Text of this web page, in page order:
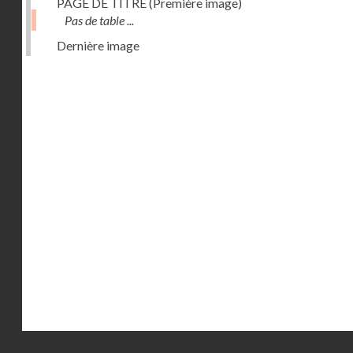
Pas de table ...
Dernière image